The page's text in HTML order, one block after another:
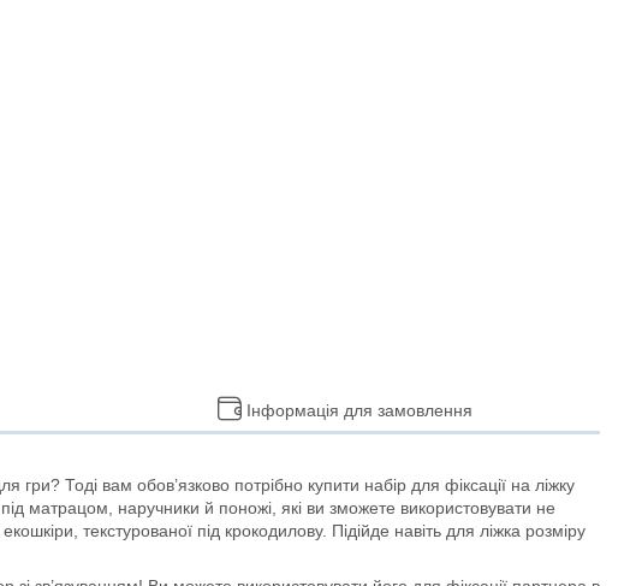
Інформація для замовлення
Тоді вам обов’язково потрібно купити набір для фіксації на ліжку
матрацом, наручники й поножі, які ви зможете використовувати не
текстурованої під крокодилову. Підійде навіть для ліжка розміру